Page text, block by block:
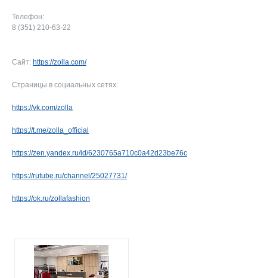
Телефон:
8 (351) 210-63-22
Сайт: https://zolla.com/
Страницы в социальных сетях:
https://vk.com/zolla
https://t.me/zolla_official
https://zen.yandex.ru/id/6230765a710c0a42d23be76c
https://rutube.ru/channel/25027731/
https://ok.ru/zollafashion